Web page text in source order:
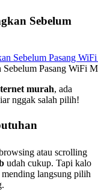
Sebelum
Pasang WiFi
murah, ada
nggak salah pilih!
atau scrolling
udah cukup. Tapi kalo
langsung pilih